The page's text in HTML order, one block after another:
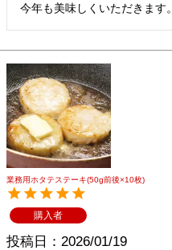
今年も美味しくいただきます。
業務用ホタテステーキ(50g前後×10枚)
購入者
投稿日 2026/01/19